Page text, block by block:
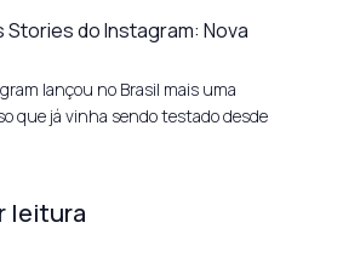
do Instagram: Nova
lançou no Brasil mais uma
que já vinha sendo testado desde
leitura